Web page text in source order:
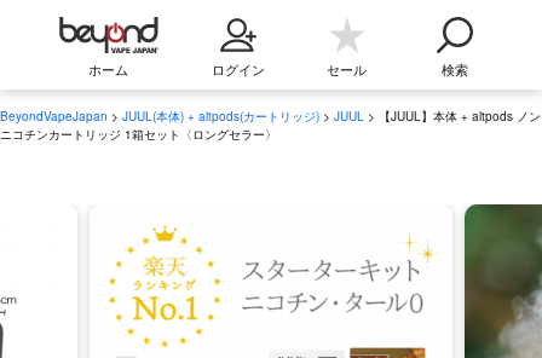
ホーム ログイン セール 検索
BeyondVapeJapan > JUUL(本体) + altpods(カートリッジ) > JUUL > 【JUUL】本体 + altpods ノン
ニコチンカートリッジ 1箱セット〈ロングセラー〉